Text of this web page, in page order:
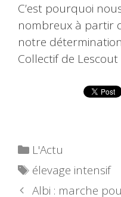
C’est pourquoi
nombreux à partir
notre
Collectif de Lescout
Catégories
L'Actu
Étiquettes
élevage intensif
Albi : marche